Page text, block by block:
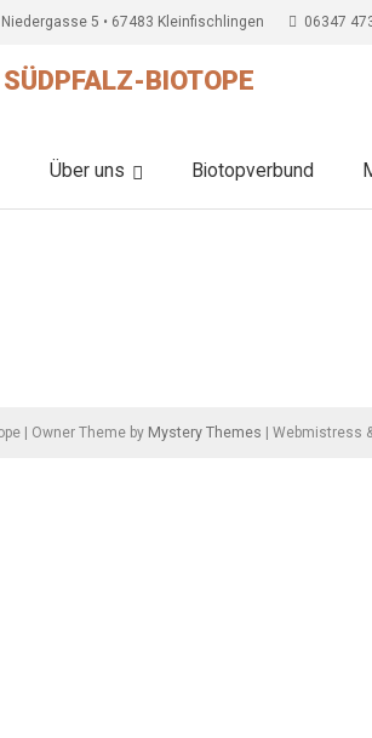
5 • 67483 Kleinfischlingen 06347
Über uns Biotopverbund
| Owner Theme by Mystery Themes | Webmistress